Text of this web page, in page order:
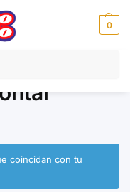
0
coincidan con tu